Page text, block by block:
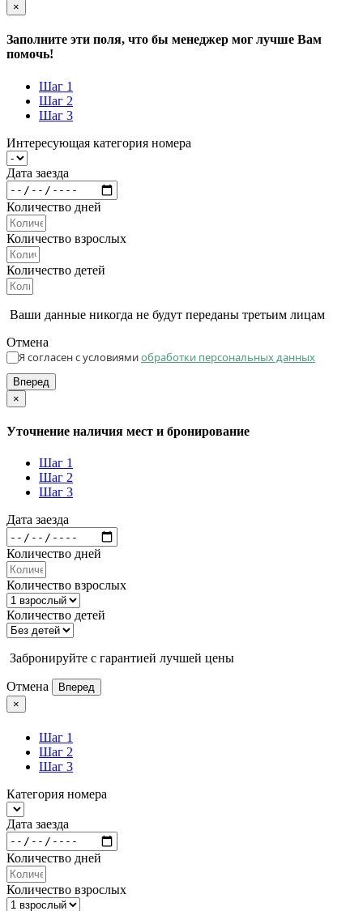
×
Заполните эти поля, что бы менеджер мог лучше Вам
помочь!
Шаг 1
Шаг 2
Шаг 3
Интересующая категория номера
Дата заезда
Количество дней
Количество взрослых
Количество детей
Ваши данные никогда не будут переданы третьим лицам
Отмена
Я согласен с условиямиобработки персональных данных
Вперед
×
Уточнение наличия мест и бронирование
Шаг 1
Шаг 2
Шаг 3
Дата заезда
Количество дней
Количество взрослых
Количество детей
Забронируйте с гарантией лучшей цены
Отмена
Вперед
×
Шаг 1
Шаг 2
Шаг 3
Категория номера
Дата заезда
Количество дней
Количество взрослых